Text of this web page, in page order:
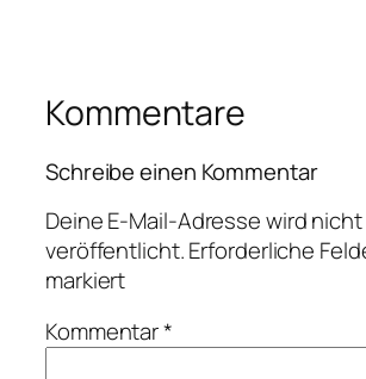
Kommentare
Schreibe einen Kommentar
Deine E-Mail-Adresse wird nicht
veröffentlicht.Erforderliche
markiert
Kommentar*